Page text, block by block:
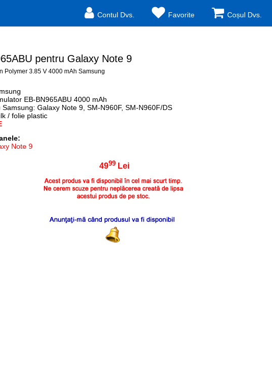
Contul Dvs. Favorite Coșul Dvs.
pentru Galaxy Note 9
Polymer 3.85 V 4000 mAh Samsung
EB-BN965ABU 4000 mAh
Samsung: Galaxy Note 9, SM-N960F, SM-N960F/DS
/ folie plastic
Note 9
4999 Lei